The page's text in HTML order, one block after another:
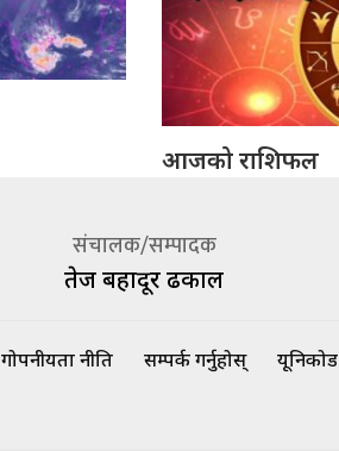
आजको राशिफल
संचालक/सम्पादक
तेज बहादूर ढकाल
गोपनीयता नीति सम्पर्क गर्नुहोस् यूनिकोड